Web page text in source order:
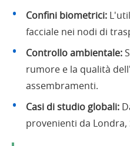
Confini biometrici:
facciale nei nodi di
Controllo ambientale:
rumore e la qualità
assembramenti.
Casi di studio globali:
provenienti da Londra,